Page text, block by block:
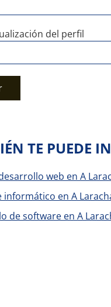
del perfil
TE PUEDE
web en A
informático en A
de software en A